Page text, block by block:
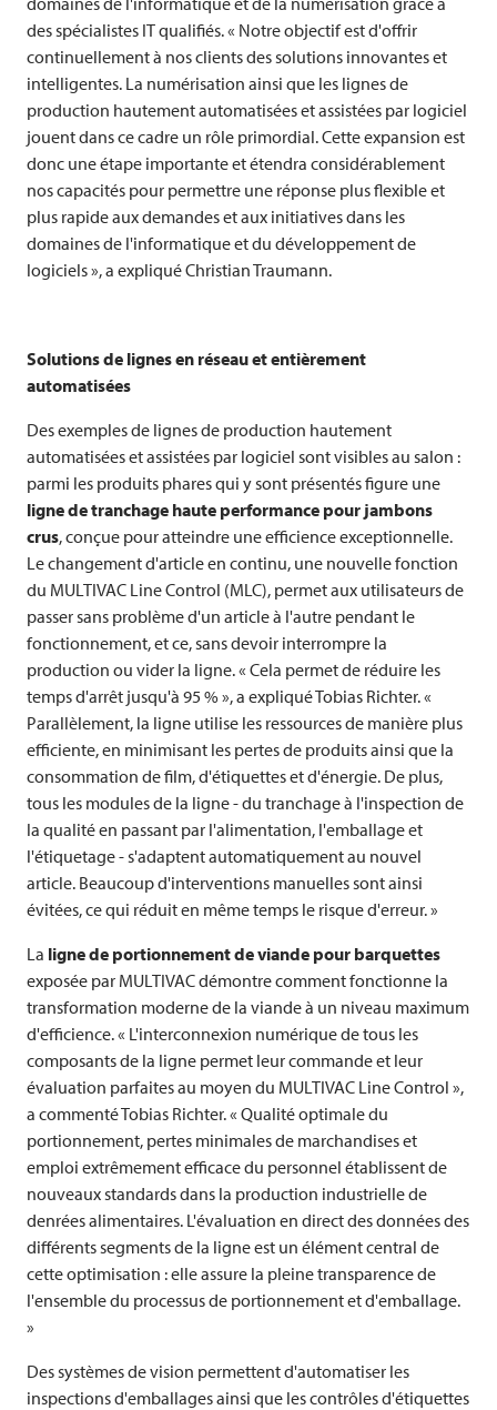
des spécialistes IT qualifiés. « Notre objectif est d'offrir
continuellement à nos clients des solutions innovantes et
intelligentes. La numérisation ainsi que les lignes de
production hautement automatisées et assistées par logiciel
jouent dans ce cadre un rôle primordial. Cette expansion est
donc une étape importante et étendra considérablement
nos capacités pour permettre une réponse plus flexible et
plus rapide aux demandes et aux initiatives dans les
domaines de l'informatique et du développement de
logiciels », a expliqué Christian Traumann.
Solutions de lignes en réseau et entièrement
automatisées
Des exemples de lignes de production hautement
automatisées et assistées par logiciel sont visibles au salon :
parmi les produits phares qui y sont présentés figure une
ligne de tranchage haute performance pour jambons
crus, conçue pour atteindre une efficience exceptionnelle.
Le changement d'article en continu, une nouvelle fonction
du MULTIVAC Line Control (MLC), permet aux utilisateurs de
passer sans problème d'un article à l'autre pendant le
fonctionnement, et ce, sans devoir interrompre la
production ou vider la ligne. « Cela permet de réduire les
temps d'arrêt jusqu'à 95 % », a expliqué Tobias Richter. «
Parallèlement, la ligne utilise les ressources de manière plus
efficiente, en minimisant les pertes de produits ainsi que la
consommation de film, d'étiquettes et d'énergie. De plus,
tous les modules de la ligne - du tranchage à l'inspection de
la qualité en passant par l'alimentation, l'emballage et
l'étiquetage - s'adaptent automatiquement au nouvel
article. Beaucoup d'interventions manuelles sont ainsi
évitées, ce qui réduit en même temps le risque d'erreur. »
La ligne de portionnement de viande pour barquettes
exposée par MULTIVACdémontre comment fonctionne la
transformation moderne de la viande à un niveau maximum
d'efficience. « L'interconnexion numérique de tous les
composants de la ligne permet leur commande et leur
évaluation parfaites au moyen du MULTIVAC Line Control »,
a commenté Tobias Richter. « Qualité optimale du
portionnement, pertes minimales de marchandises et
emploi extrêmement efficace du personnel établissent de
nouveaux standards dans la production industrielle de
denrées alimentaires. L'évaluation en direct des données des
différents segments de la ligne est un élément central de
cette optimisation : elle assure la pleine transparence de
l'ensemble du processus de portionnement et d'emballage.
»
Des systèmes de vision permettent d'automatiser les
inspections d'emballages ainsi que les contrôles d'étiquettes